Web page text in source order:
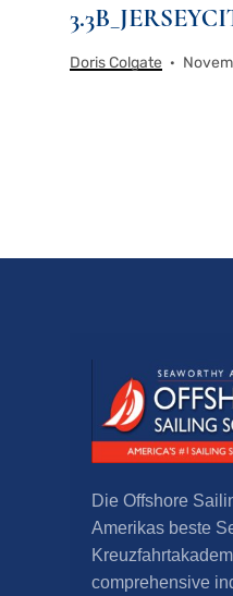
Doris Colgate
Die Offshore
Amerikas beste
comprehensive